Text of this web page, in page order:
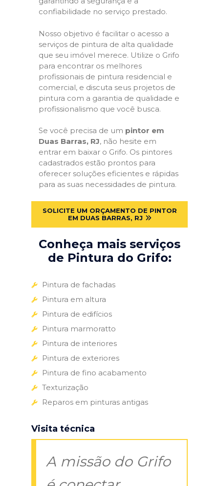
confiabilidade no serviço prestado.
Nosso objetivo é facilitar o acesso a
serviços de pintura de alta qualidade
que seu imóvel merece. Utilize o Grifo
para encontrar os melhores
profissionais de pintura residencial e
comercial, e discuta seus projetos de
pintura com a garantia de qualidade e
profissionalismo que você busca.
Se você precisa de um pintor em
Duas Barras, RJ, não hesite em
entrar em baixar o Grifo. Os pintores
cadastrados estão prontos para
oferecer soluções eficientes e rápidas
para as suas necessidades de pintura.
SOLICITE UM ORÇAMENTO DE PINTOR
EM DUAS BARRAS, RJ
Conheça mais serviços
de Pintura do Grifo:
Pintura de fachadas
Pintura em altura
Pintura de edifícios
Pintura marmoratto
Pintura de interiores
Pintura de exteriores
Pintura de fino acabamento
Texturização
Reparos em pinturas antigas
Visita técnica
A missão do Grifo